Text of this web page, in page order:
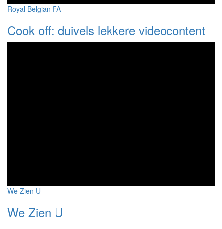
Royal Belgian FA
Cook off: duivels lekkere videocontent
We Zien U
We Zien U